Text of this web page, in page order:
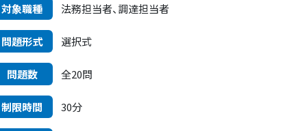
対象職種 法務担当者、調達担当者
問題形式 選択式
問題数 全20問
制限時間 30分